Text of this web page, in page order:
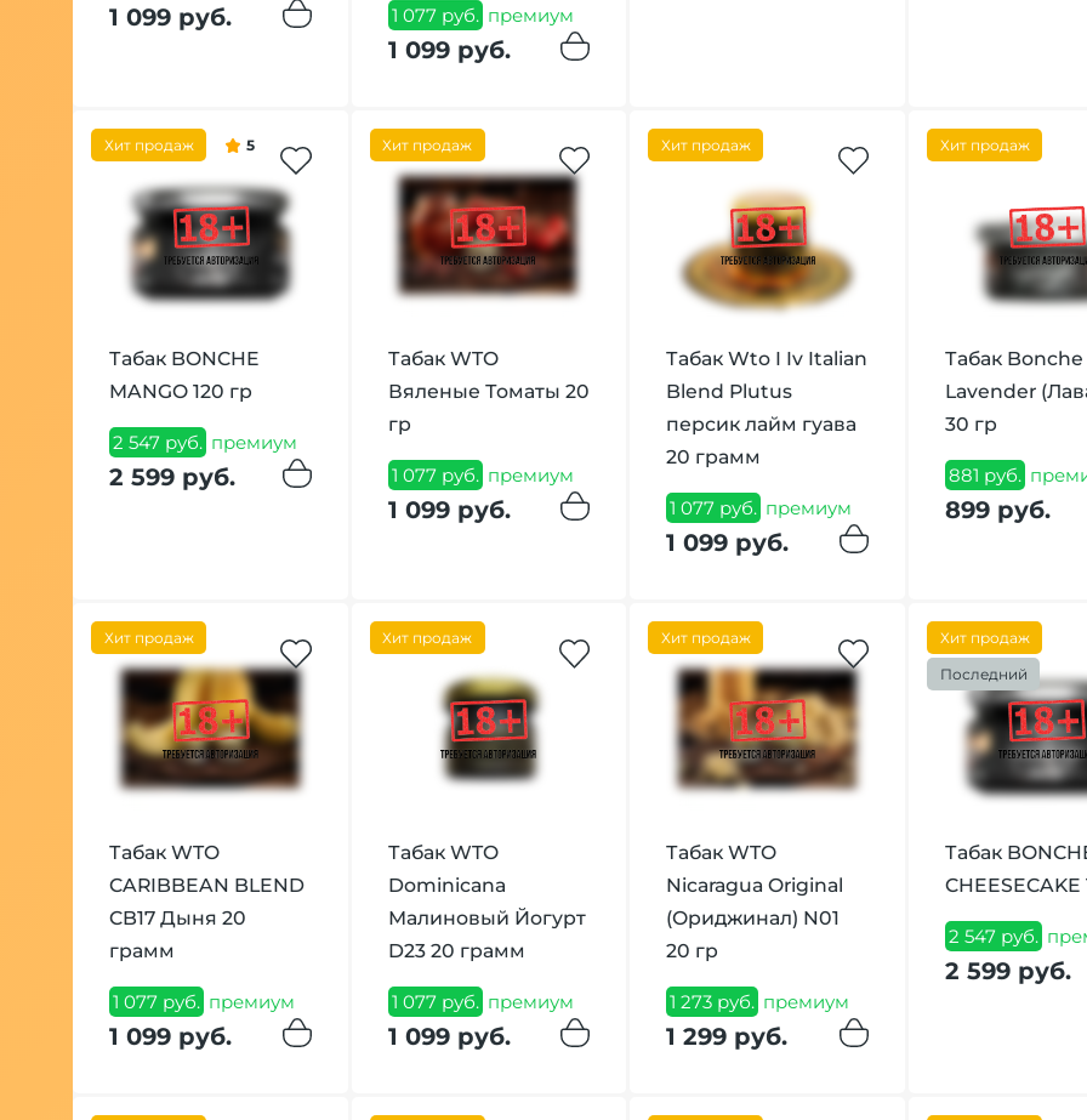
1 099 руб. 1 077 руб. премиум
1 099 руб.
Хит продаж 5
Табак BONCHE
MANGO 120 гр
2 547 руб. премиум
2 599 руб.
Хит продаж
Табак WTO
Вяленые Томаты 20
гр
1 077 руб. премиум
1 099 руб.
Хит продаж
Табак Wto I Iv Italian
Blend Plutus
персик лайм гуава
20 грамм
1 077 руб. премиум
1 099 руб.
Хит продаж
Табак Bonche
Lavender
30 гр
881 руб.
899 руб.
Хит продаж
Табак WTO
CARIBBEAN BLEND
CB17 Дыня 20
грамм
1 077 руб. премиум
1 099 руб.
Хит продаж
Табак WTO
Dominicana
Малиновый Йогурт
D23 20 грамм
1 077 руб. премиум
1 099 руб.
Хит продаж
Табак WTO
Nicaragua Original
(Ориджинал) N01
20 гр
1 273 руб. премиум
1 299 руб.
Хит продаж
Последний
Табак
CHEESECAKE
2 547 руб.
2 599 руб.